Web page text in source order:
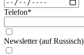
Telefon*
Newsletter (auf Russisch)